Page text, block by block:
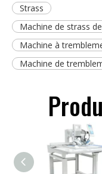
Strass
Machine de strass
Machine à
Machine de